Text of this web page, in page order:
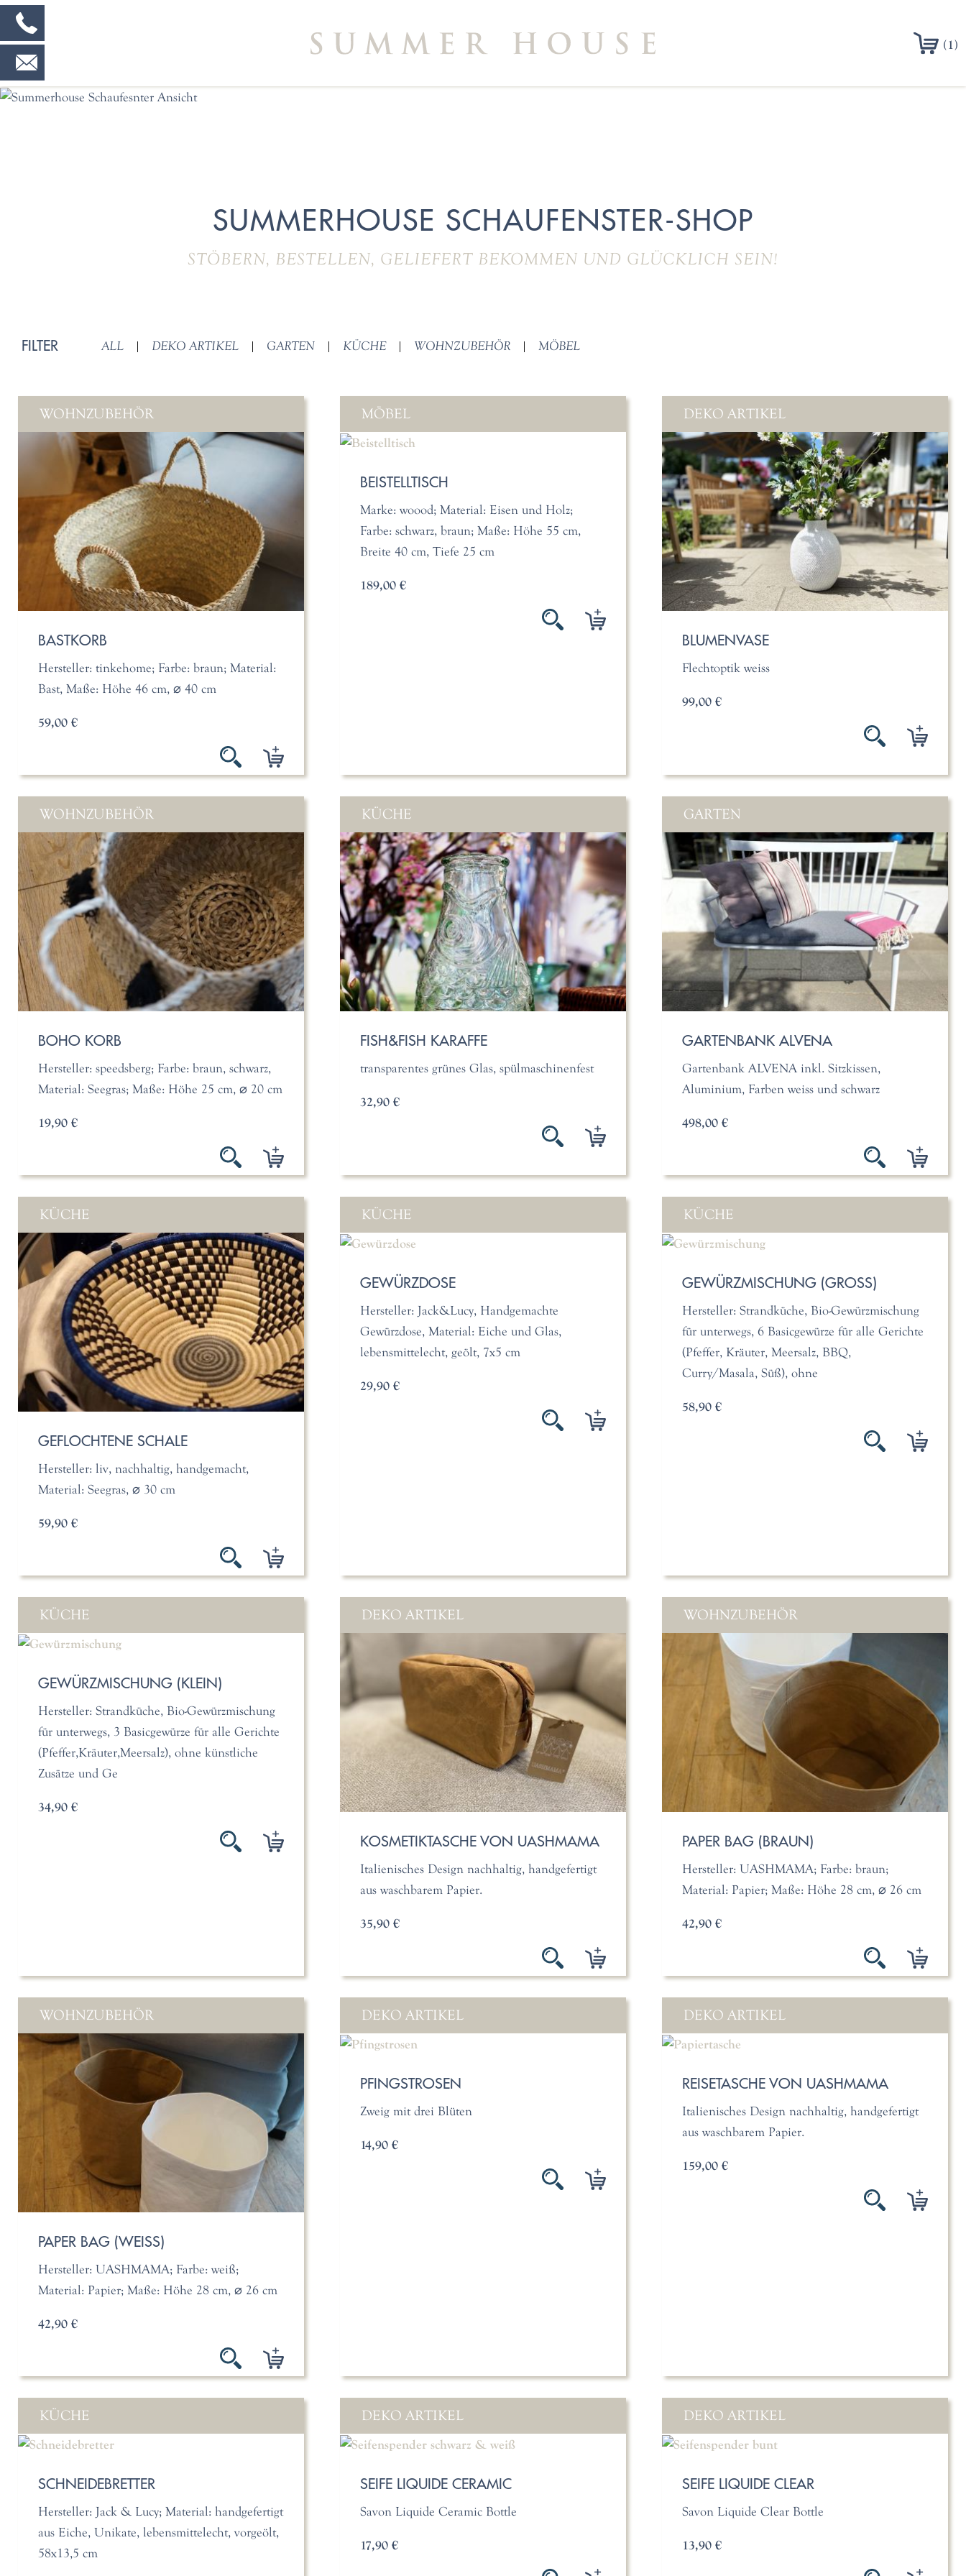
(1)
SUMMERHOUSE SCHAUFENSTER-SHOP
STÖBERN, BESTELLEN, GELIEFERT BEKOMMEN UND GLÜCKLICH SEIN!
FILTER ALL | DEKO ARTIKEL | GARTEN | KÜCHE | WOHNZUBEHÖR | MÖBEL
WOHNZUBEHÖR
BASTKORB
Hersteller: tinkehome; Farbe: braun; Material:
Bast, Maße: Höhe 46 cm, ⌀ 40 cm
59,00 €
MÖBEL
BEISTELLTISCH
Marke: woood; Material: Eisen und Holz;
Farbe: schwarz, braun; Maße: Höhe 55 cm,
Breite 40 cm, Tiefe 25 cm
189,00 €
DEKO ARTIKEL
BLUMENVASE
Flechtoptik weiss
99,00 €
WOHNZUBEHÖR
BOHO KORB
Hersteller: speedsberg; Farbe: braun, schwarz,
Material: Seegras; Maße: Höhe 25 cm, ⌀ 20 cm
19,90 €
KÜCHE
FISH&FISH KARAFFE
transparentes grünes Glas, spülmaschinenfest
32,90 €
GARTEN
GARTENBANK ALVENA
Gartenbank ALVENA inkl. Sitzkissen,
Aluminium, Farben weiss und schwarz
498,00 €
KÜCHE
GEFLOCHTENE SCHALE
Hersteller: liv, nachhaltig, handgemacht,
Material: Seegras, ⌀ 30 cm
59,90 €
KÜCHE
GEWÜRZDOSE
Hersteller: Jack&Lucy, Handgemachte
Gewürzdose, Material: Eiche und Glas,
lebensmittelecht, geölt, 7x5 cm
29,90 €
KÜCHE
GEWÜRZMISCHUNG (GROSS)
Hersteller: Strandküche, Bio-Gewürzmischung
für unterwegs, 6 Basicgewürze für alle Gerichte
(Pfeffer, Kräuter, Meersalz, BBQ,
Curry/Masala, Süß), ohne
58,90 €
KÜCHE
GEWÜRZMISCHUNG (KLEIN)
Hersteller: Strandküche, Bio-Gewürzmischung
für unterwegs, 3 Basicgewürze für alle Gerichte
(Pfeffer,Kräuter,Meersalz), ohne künstliche
Zusätze und Ge
34,90 €
DEKO ARTIKEL
KOSMETIKTASCHE VON UASHMAMA
Italienisches Design nachhaltig, handgefertigt
aus waschbarem Papier.
35,90 €
WOHNZUBEHÖR
PAPER BAG (BRAUN)
Hersteller: UASHMAMA; Farbe: braun;
Material: Papier; Maße: Höhe 28 cm, ⌀ 26 cm
42,90 €
WOHNZUBEHÖR
PAPER BAG (WEISS)
Hersteller: UASHMAMA; Farbe: weiß;
Material: Papier; Maße: Höhe 28 cm, ⌀ 26 cm
42,90 €
DEKO ARTIKEL
PFINGSTROSEN
Zweig mit drei Blüten
14,90 €
DEKO ARTIKEL
REISETASCHE VON UASHMAMA
Italienisches Design nachhaltig, handgefertigt
aus waschbarem Papier.
159,00 €
KÜCHE
SCHNEIDEBRETTER
Hersteller: Jack & Lucy; Material: handgefertigt
aus Eiche, Unikate, lebensmittelecht, vorgeölt,
58x13,5 cm
DEKO ARTIKEL
SEIFE LIQUIDE CERAMIC
Savon Liquide Ceramic Bottle
17,90 €
DEKO ARTIKEL
SEIFE LIQUIDE CLEAR
Savon Liquide Clear Bottle
13,90 €